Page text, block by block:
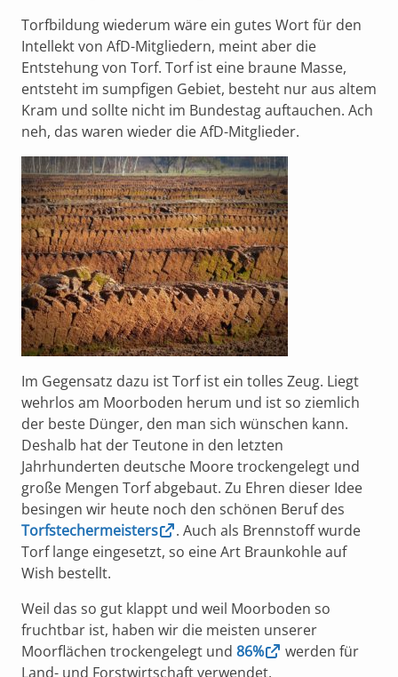
Torfbildung wiederum wäre ein gutes Wort für den
Intellekt von AfD-Mitgliedern, meint aber die
Entstehung von Torf. Torf ist eine braune Masse,
entsteht im sumpfigen Gebiet, besteht nur aus altem
Kram und sollte nicht im Bundestag auftauchen. Ach
neh, das waren wieder die AfD-Mitglieder.
Im Gegensatz dazu ist Torf ist ein tolles Zeug. Liegt
wehrlos am Moorboden herum und ist so ziemlich
der beste Dünger, den man sich wünschen kann.
Deshalb hat der Teutone in den letzten
Jahrhunderten deutsche Moore trockengelegt und
große Mengen Torf abgebaut. Zu Ehren dieser Idee
besingen wir heute noch den schönen Beruf des
Torfstechermeisters
. Auch als Brennstoff wurde
Torf lange eingesetzt, so eine Art Braunkohle auf
Wish bestellt.
Weil das so gut klappt und weil Moorboden so
fruchtbar ist, haben wir die meisten unserer
Moorflächen trockengelegt und 86%
werden für
Land- und Forstwirtschaft verwendet.